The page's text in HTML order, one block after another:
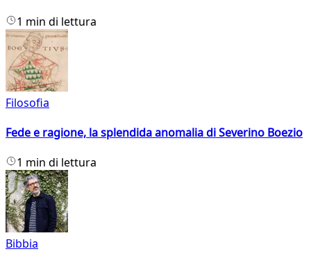
1 min di lettura
Filosofia
Fede e ragione, la splendida anomalia di Severino Boezio
1 min di lettura
Bibbia